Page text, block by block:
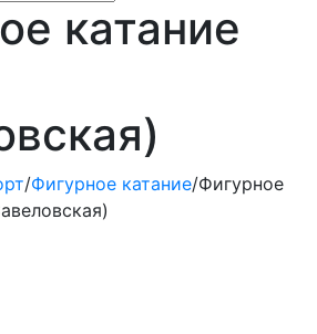
катание
/Фигурное катание/Фигурное